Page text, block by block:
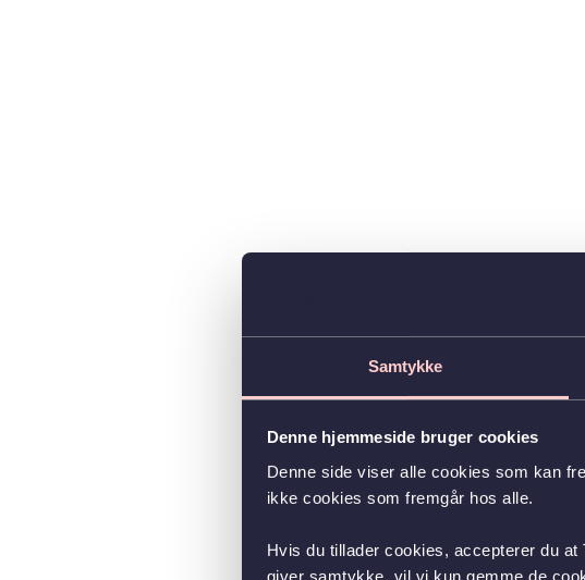
Samtykke
Denne hjemmeside bruger cookies
Denne side viser alle cookies som kan
ikke cookies som fremgår hos alle.
Hvis du tillader cookies, accepterer du
giver samtykke, vil vi kun gemme de